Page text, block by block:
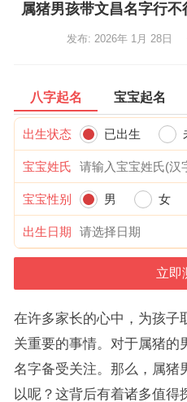
属猪男孩带文昌名字行不
发布: 2026年 1月 28日
八字起名 宝宝起名
出生状态 已出生
宝宝姓氏
宝宝性别 男 女
出生日期
在许多家长的心中，为孩子
关重要的事情。对于属猪的
名字备受关注。那么，属猪
以呢？这背后有着诸多值得